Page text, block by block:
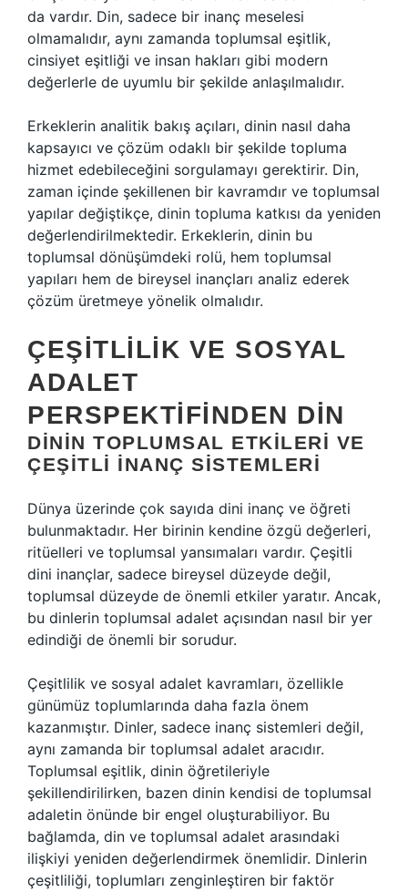
da vardır. Din, sadece bir inanç meselesi
olmamalıdır, aynı zamanda toplumsal eşitlik,
cinsiyet eşitliği ve insan hakları gibi modern
değerlerle de uyumlu bir şekilde anlaşılmalıdır.
Erkeklerin analitik bakış açıları, dinin nasıl daha
kapsayıcı ve çözüm odaklı bir şekilde topluma
hizmet edebileceğini sorgulamayı gerektirir. Din,
zaman içinde şekillenen bir kavramdır ve toplumsal
yapılar değiştikçe, dinin topluma katkısı da yeniden
değerlendirilmektedir. Erkeklerin, dinin bu
toplumsal dönüşümdeki rolü, hem toplumsal
yapıları hem de bireysel inançları analiz ederek
çözüm üretmeye yönelik olmalıdır.
ÇEŞITLILIK VE SOSYAL
ADALET
PERSPEKTIFINDEN DIN
DININ TOPLUMSAL ETKILERI VE
ÇEŞITLI İNANÇ SISTEMLERI
Dünya üzerinde çok sayıda dini inanç ve öğreti
bulunmaktadır. Her birinin kendine özgü değerleri,
ritüelleri ve toplumsal yansımaları vardır. Çeşitli
dini inançlar, sadece bireysel düzeyde değil,
toplumsal düzeyde de önemli etkiler yaratır. Ancak,
bu dinlerin toplumsal adalet açısından nasıl bir yer
edindiği de önemli bir sorudur.
Çeşitlilik ve sosyal adalet kavramları, özellikle
günümüz toplumlarında daha fazla önem
kazanmıştır. Dinler, sadece inanç sistemleri değil,
aynı zamanda bir toplumsal adalet aracıdır.
Toplumsal eşitlik, dinin öğretileriyle
şekillendirilirken, bazen dinin kendisi de toplumsal
adaletin önünde bir engel oluşturabiliyor. Bu
bağlamda, din ve toplumsal adalet arasındaki
ilişkiyi yeniden değerlendirmek önemlidir. Dinlerin
çeşitliliği, toplumları zenginleştiren bir faktör